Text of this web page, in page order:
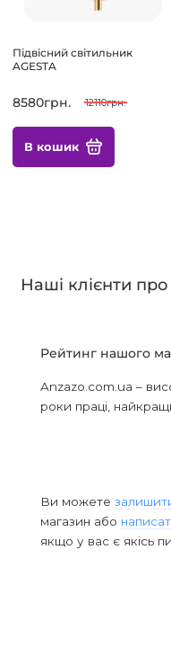
Підвісний світильник
AGESTA
8580грн. 12110грн.
В кошик
Наші клієнти
Рейтинг нашого
Anzazo.com.ua –
роки праці,
Ви можете
магазин або
якщо у вас є якісь